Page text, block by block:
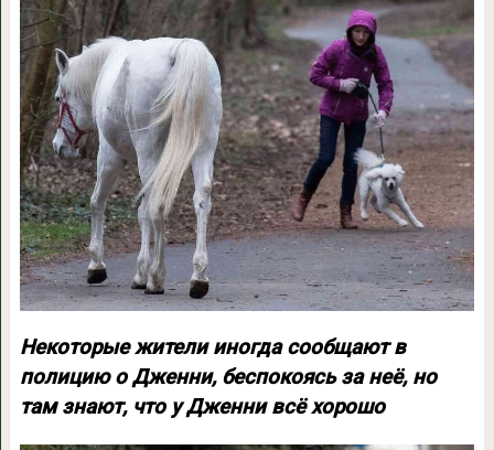
Некоторые жители иногда сообщают в
полицию о Дженни, беспокоясь за неё, но
там знают, что у Дженни всё хорошо